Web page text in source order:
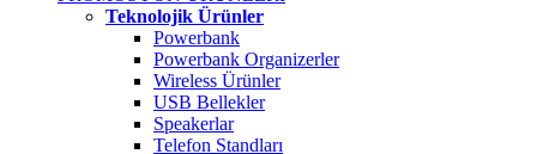
Teknolojik Ürünler
Powerbank
Powerbank Organizerler
Wireless Ürünler
USB Bellekler
Speakerlar
Telefon Standları